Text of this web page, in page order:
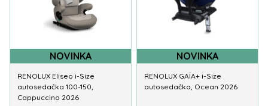
NOVINKA
RENOLUX Eliseo i-Size
autosedačka 100-150,
Cappuccino 2026
NOVINKA
RENOLUX GAÏA+ i-Size
autosedačka, Ocean 2026